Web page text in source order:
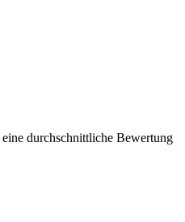
durchschnittliche Bewertung